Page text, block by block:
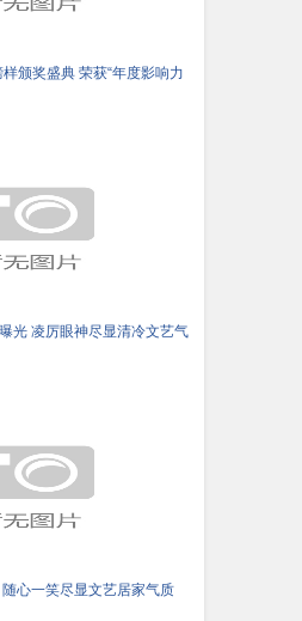
颁奖盛典 荣获“年度影响力
光 凌厉眼神尽显清冷文艺气
心一笑尽显文艺居家气质